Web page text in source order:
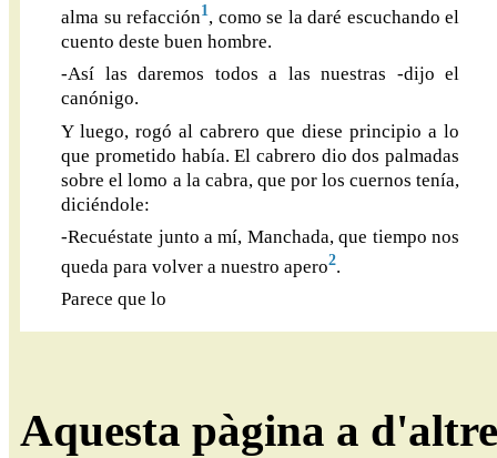
alma su refacción1, como se la daré escuchando el
cuento deste buen hombre.
-Así las daremos todos a las nuestras -dijo el
canónigo.
Y luego, rogó al cabrero que diese principio a lo
que prometido había. El cabrero dio dos palmadas
sobre el lomo a la cabra, que por los cuernos tenía,
diciéndole:
-Recuéstate junto a mí, Manchada, que tiempo nos
queda para volver a nuestro apero2.
Parece que lo
Aquesta pàgina a